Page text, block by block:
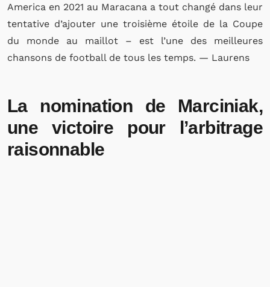
America en 2021 au Maracana a tout changé dans leur
tentative d’ajouter une troisième étoile de la Coupe
du monde au maillot – est l’une des meilleures
chansons de football de tous les temps. — Laurens
La nomination de Marciniak,
une victoire pour l’arbitrage
raisonnable